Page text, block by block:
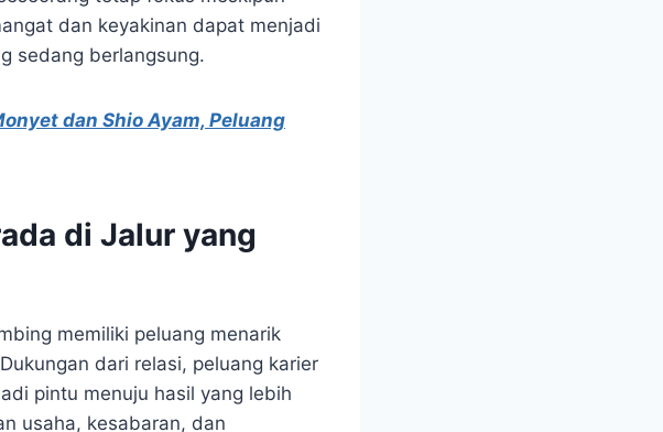
dan keyakinan dapat menjadi
sedang berlangsung.
dan Shio Ayam, Peluang
di Jalur yang
memiliki peluang menarik
dari relasi, peluang karier
pintu menuju hasil yang lebih
usaha, kesabaran, dan